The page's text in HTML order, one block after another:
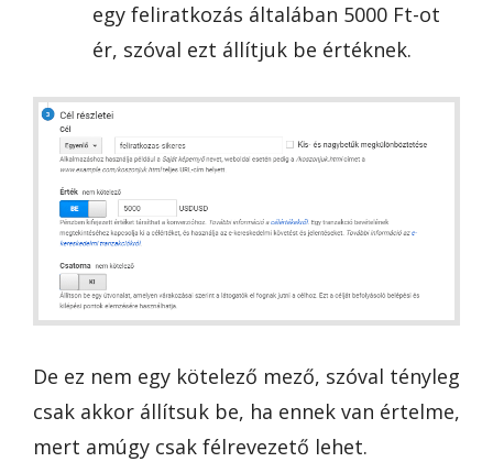
egy feliratkozás általában 5000 Ft-ot
ér, szóval ezt állítjuk be értéknek.
De ez nem egy kötelező mező, szóval tényleg
csak akkor állítsuk be, ha ennek van értelme,
mert amúgy csak félrevezető lehet.